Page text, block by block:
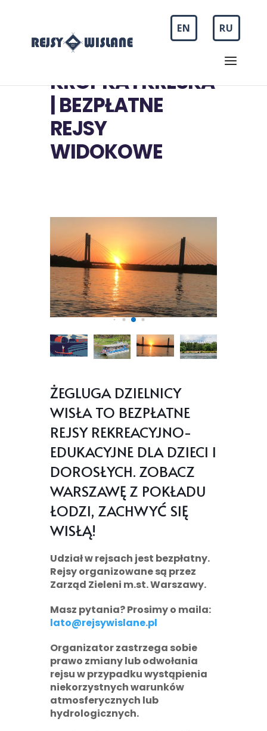
EN RU
KROPKA I KRESKA
| BEZPŁATNE
REJSY
WIDOKOWE
ŻEGLUGA DZIELNICY
WISŁA TO BEZPŁATNE
REJSY REKREACYJNO-
EDUKACYJNE DLA DZIECI I
DOROSŁYCH. ZOBACZ
WARSZAWĘ Z POKŁADU
ŁODZI, ZACHWYĆ SIĘ
WISŁĄ!
Udział w rejsach jest bezpłatny.
Rejsy organizowane są przez
Zarząd Zieleni m.st. Warszawy.
Masz pytania? Prosimy o maila:
lato@rejsywislane.pl
Organizator zastrzega sobie
prawo zmiany lub odwołania
rejsu w przypadku wystąpienia
niekorzystnych warunków
atmosferycznych lub
hydrologicznych.